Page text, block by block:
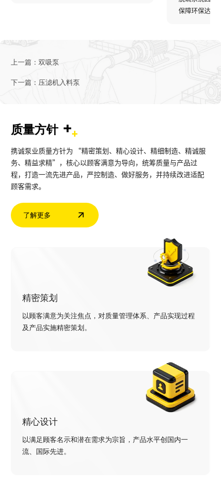
保障环保达标
上一篇：双吸泵
下一篇： 压滤机入料泵
质量方针 +
携诚泵业质量方针为 “精密策划、精心设计、精细制造、精诚服
务、精益求精”，核心以顾客满意为导向，统筹质量与产品过
程，打造一流先进产品，严控制造、做好服务，并持续改进适配
顾客需求。
了解更多
精密策划
以顾客满意为关注焦点，对质量管理体系、产品实现过程
及产品实施精密策划。
精心设计
以满足顾客名示和潜在需求为宗旨，产品水平创国内一
流、国际先进。